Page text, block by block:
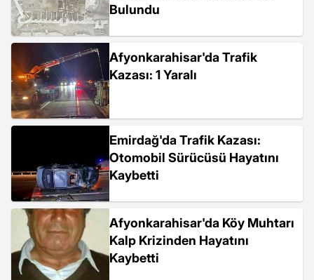
Bulundu
Afyonkarahisar'da Trafik
Kazası: 1 Yaralı
Emirdağ'da Trafik Kazası:
Otomobil Sürücüsü Hayatını
Kaybetti
Afyonkarahisar'da Köy Muhtarı
Kalp Krizinden Hayatını
Kaybetti